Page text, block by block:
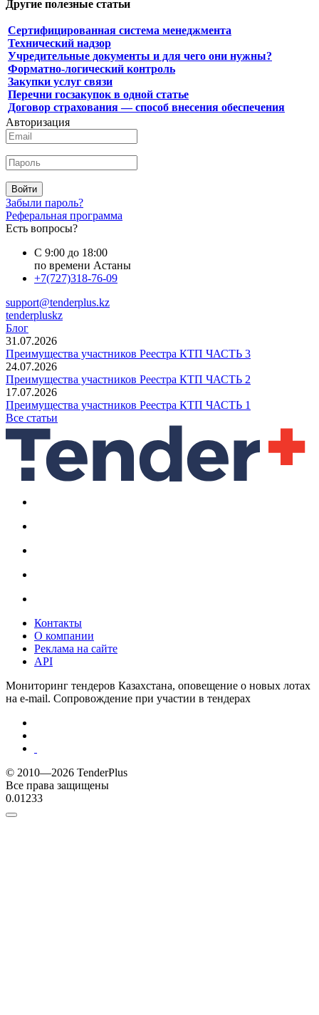
Другие полезные статьи
Сертифицированная система менеджмента
Технический надзор
Учредительные документы и для чего они нужны?
Форматно-логический контроль
Закупки услуг связи
Перечни госзакупок в одной статье
Договор страхования — способ внесения обеспечения
Авторизация
Войти
Забыли пароль?
Реферальная программа
Есть вопросы?
С 9:00 до 18:00
по времени Астаны
+7(727)318-76-09
support@tenderplus.kz
tenderpluskz
Блог
31.07.2026
Преимущества участников Реестра КТП ЧАСТЬ 3
24.07.2026
Преимущества участников Реестра КТП ЧАСТЬ 2
17.07.2026
Преимущества участников Реестра КТП ЧАСТЬ 1
Все статьи
Контакты
О компании
Реклама на сайте
API
Мониторинг тендеров Казахстана, оповещение о новых лотах
на e-mail. Сопровождение при участии в тендерах
© 2010—2026 TenderPlus
Все права защищены
0.01233